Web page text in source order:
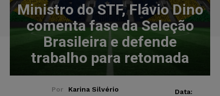
Ministro do STF, Flávio Dino
comenta fase da Seleção
Brasileira e defende
trabalho para retomada
Por Karina Silvério
Data: